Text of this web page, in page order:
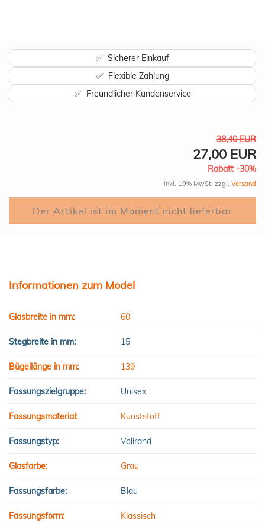
✅ Sicherer Einkauf
✅ Flexible Zahlung
✅ Freundlicher Kundenservice
38,40 EUR
27,00 EUR
Rabatt -30%
inkl. 19% MwSt. zzgl. Versand
Informationen zum Model
Glasbreite in mm: 60
Stegbreite in mm: 15
Bügellänge in mm: 139
Fassungszielgruppe: Unisex
Fassungsmaterial: Kunststoff
Fassungstyp: Vollrand
Glasfarbe: Grau
Fassungsfarbe: Blau
Fassungsform: Klassisch